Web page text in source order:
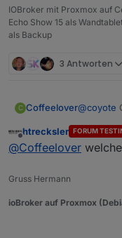
IOBroker mit Proxmox auf
Echo Show 15 als
als Backup
3 Antworten
C Coffeelover@coyote
Offline
htrecksler FORUM
@Coffeelover
Gruss Hermann
ioBroker auf Proxmox